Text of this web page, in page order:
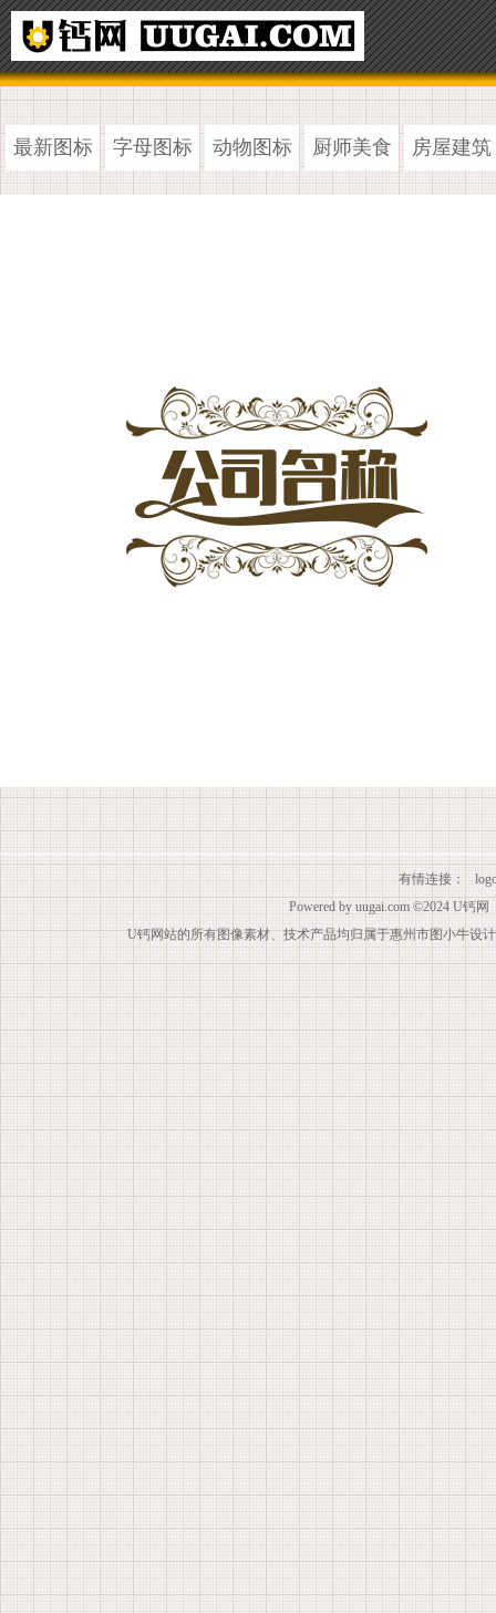
最新图标 字母图标 动物图标 厨师美食 房屋建筑
有情连接：
Powered by uugai.com ©2024 U钙网
U钙网站的所有图像素材、技术产品均归属于惠州市图小牛设